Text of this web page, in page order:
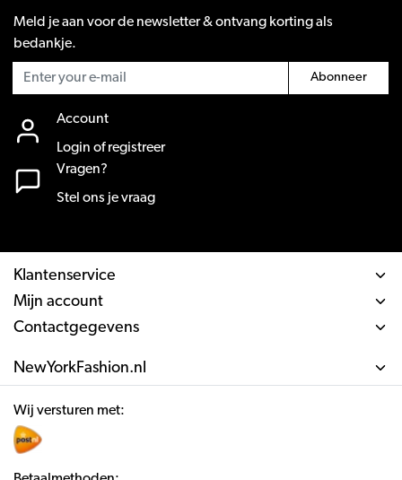
Meld je aan voor de newsletter & ontvang korting als
bedankje.
Abonneer
Account
Login of registreer
Vragen?
Stel ons je vraag
Klantenservice
Mijn account
Contactgegevens
NewYorkFashion.nl
Wij versturen met: